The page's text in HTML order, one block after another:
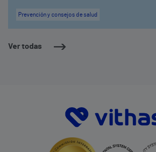
Ver todas
Prevención y consejos de salud